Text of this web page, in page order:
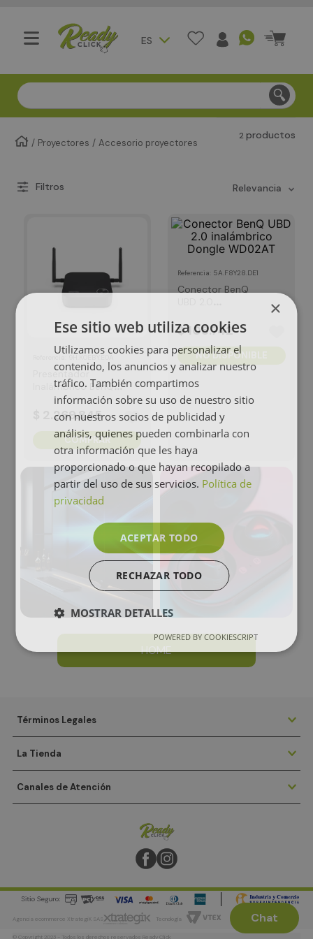
ES
Chat
Compra segura - Entregas en Bogotá en menos de 3
Proyectores Accesorio proyectores
2productos
relevancia
Presentador
Inalámbrico BenQ
WDC15
269.845
COMPRAR
Referencia 5A.F8Y28.DE1
Conector BenQ
WD02AT
$108.742
NO DISPONIBLE
HOME
Términos Legales
La Tienda
Canales de Atención
Agencia ecommerce XtrategiK SAS Tecnología
© Copyright 2023 - Todos los derechos reservados Ready Click
×
Ese sitio web utiliza cookies
Utilizamos cookies para personalizar el
contenido, los anuncios y analizar nuestro
tráfico. También compartimos
información sobre su uso de nuestro sitio
con nuestros socios de publicidad y
análisis, quienes pueden combinarla con
otra información que les haya
proporcionado o que hayan recopilado a
partir del uso de sus servicios. Política de
privacidad
ACEPTAR TODO
RECHAZAR TODO
MOSTRAR DETALLES
POWERED BY COOKIESCRIPT